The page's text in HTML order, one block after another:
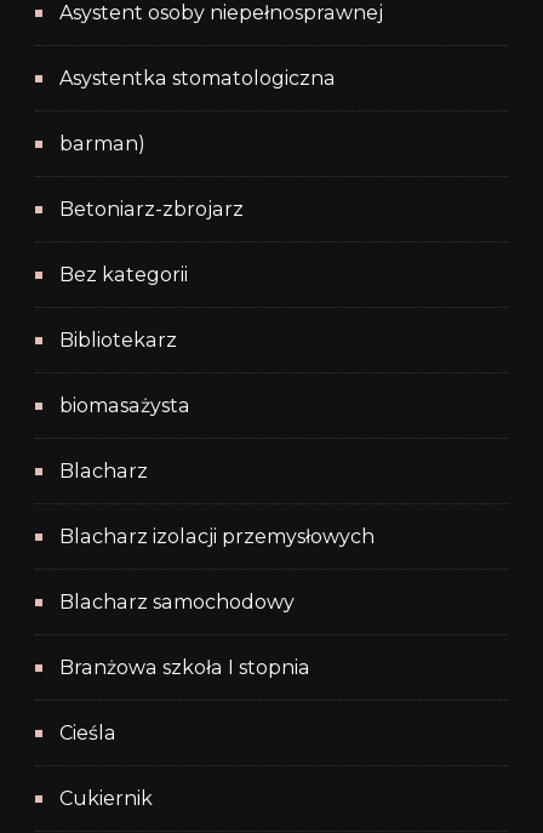
Asystent osoby niepełnosprawnej
Asystentka stomatologiczna
barman)
Betoniarz-zbrojarz
Bez kategorii
Bibliotekarz
biomasażysta
Blacharz
Blacharz izolacji przemysłowych
Blacharz samochodowy
Branżowa szkoła I stopnia
Cieśla
Cukiernik